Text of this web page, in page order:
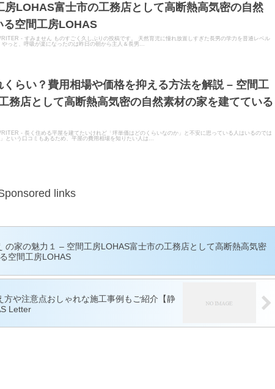
房LOHAS富士市の工務店として高断熱高気密の自然
る空間工房LOHAS
- すみません ものすごく久しぶりの投稿です。 天然育児に憧れ放置しすぎた長男の学力を普通レベル
っと、呼吸が楽になったのは昨日の朝から主人＆長男...
らい？費用相場や価格を抑える方法を解説 – 空間工
務店として高断熱高気密の自然素材の家を建てている
- 長く住める平屋を建てたいけれど「坪単価はどのくらいなのか」と不安に思っている人はいるのでは
という口コミもあるため、平屋の費用相場を知りたい人は...
links
の家の魅力１ – 空間工房LOHAS富士市の工務店として高断熱高気密
空間工房LOHAS
や注意点おしゃれな施工事例もご紹介【静
Letter